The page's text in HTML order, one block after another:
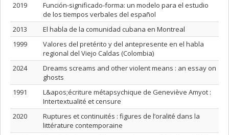
2019
Función-significado-forma: un modelo para el estudio
de los tiempos verbales del español
2013
El habla de la comunidad cubana en Montreal
1999
Valores del pretérito y del antepresente en el habla
regional del Viejo Caldas (Colombia)
2024
Dreams screams and other violent means : an essay on
ghosts
1991
L&apos;écriture métapsychique de Geneviève Amyot :
Intertextualité et censure
2020
Ruptures et continuités : figures de l’oralité dans la
littérature contemporaine